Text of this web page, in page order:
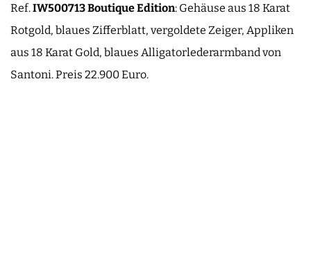
Ref.IW500713BoutiqueEdition: Gehäuse aus 18 Karat
Rotgold, blaues Zifferblatt, vergoldete Zeiger, Appliken
aus 18 Karat Gold, blaues Alligatorlederarmband von
Santoni. Preis 22.900 Euro.